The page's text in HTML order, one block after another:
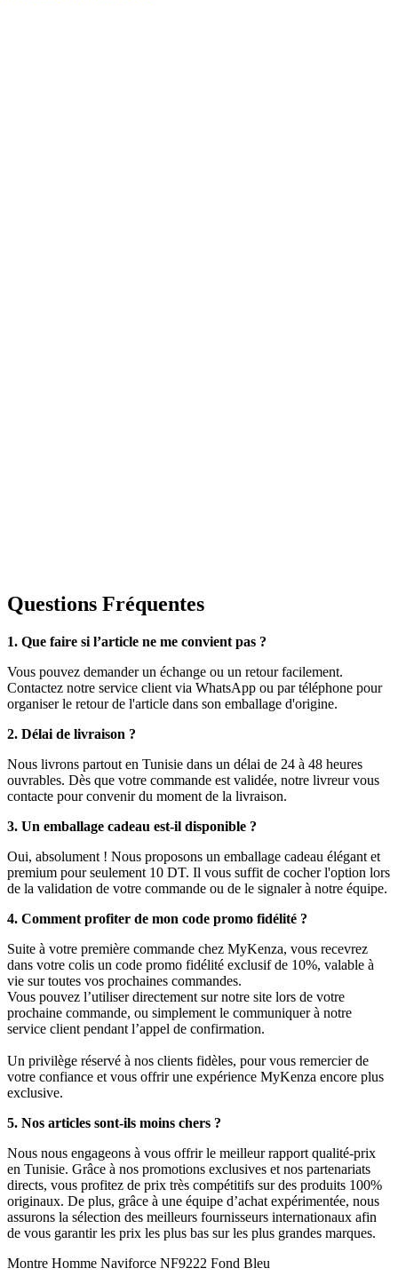
Questions Fréquentes
1. Que faire si l’article ne me convient pas ?
Vous pouvez demander un échange ou un retour facilement.
Contactez notre service client via WhatsApp ou par téléphone pour
organiser le retour de l'article dans son emballage d'origine.
2. Délai de livraison ?
Nous livrons partout en Tunisie dans un délai de 24 à 48 heures
ouvrables. Dès que votre commande est validée, notre livreur vous
contacte pour convenir du moment de la livraison.
3. Un emballage cadeau est-il disponible ?
Oui, absolument ! Nous proposons un emballage cadeau élégant et
premium pour seulement 10 DT. Il vous suffit de cocher l'option lors
de la validation de votre commande ou de le signaler à notre équipe.
4. Comment profiter de mon code promo fidélité ?
Suite à votre première commande chez MyKenza, vous recevrez
dans votre colis un code promo fidélité exclusif de 10%, valable à
vie sur toutes vos prochaines commandes.
Vous pouvez l’utiliser directement sur notre site lors de votre
prochaine commande, ou simplement le communiquer à notre
service client pendant l’appel de confirmation.
Un privilège réservé à nos clients fidèles, pour vous remercier de
votre confiance et vous offrir une expérience MyKenza encore plus
exclusive.
5. Nos articles sont-ils moins chers ?
Nous nous engageons à vous offrir le meilleur rapport qualité-prix
en Tunisie. Grâce à nos promotions exclusives et nos partenariats
directs, vous profitez de prix très compétitifs sur des produits 100%
originaux. De plus, grâce à une équipe d’achat expérimentée, nous
assurons la sélection des meilleurs fournisseurs internationaux afin
de vous garantir les prix les plus bas sur les plus grandes marques.
Montre Homme Naviforce NF9222 Fond Bleu